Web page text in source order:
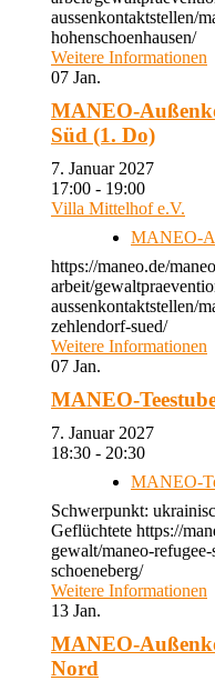
aussenkontaktstellen/
hohenschoenhausen/
Weitere Informationen
07 Jan.
MANEO-
Süd (1. Do)
7. Januar 2027
17:00 - 19:00
Villa Mittelhof e.V.
MANEO-
https://maneo.de/
arbeit/
aussenkontaktstellen/
zehlendorf-sued/
Weitere Informationen
07 Jan.
MANEO-
7. Januar 2027
18:30 - 20:30
MANEO-
Schwerpunkt:
Geflüchtete https://
gewalt/maneo-
schoeneberg/
Weitere Informationen
13 Jan.
MANEO-
Nord